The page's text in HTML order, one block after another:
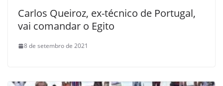
Carlos Queiroz, ex-técnico de Portugal,
vai comandar o Egito
8 de setembro de 2021